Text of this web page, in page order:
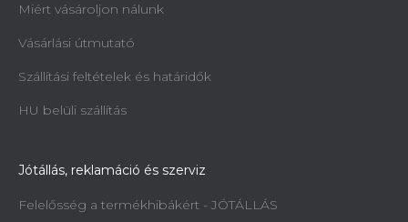
1 403 269 Ft
Miért vásároljon nálunk
Vásárlási útmutató
Szállítási feltételek és határidők
HU belüli szállítás
Jótállás, reklamáció és szerviz
Felelősség a termékhibákért - JÓTÁLLÁS